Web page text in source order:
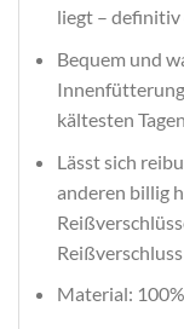
liegt –
Bequem und
Innenfütterung
kältesten
Lässt sich
anderen billig
Material: